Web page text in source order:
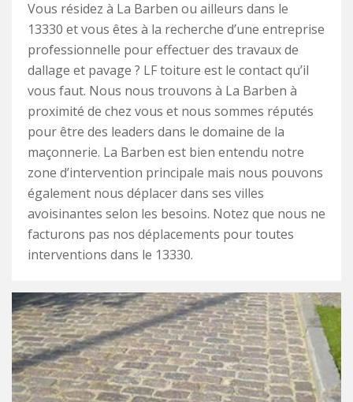
Vous résidez à La Barben ou ailleurs dans le
13330 et vous êtes à la recherche d’une entreprise
professionnelle pour effectuer des travaux de
dallage et pavage ? LF toiture est le contact qu’il
vous faut. Nous nous trouvons à La Barben à
proximité de chez vous et nous sommes réputés
pour être des leaders dans le domaine de la
maçonnerie. La Barben est bien entendu notre
zone d’intervention principale mais nous pouvons
également nous déplacer dans ses villes
avoisinantes selon les besoins. Notez que nous ne
facturons pas nos déplacements pour toutes
interventions dans le 13330.